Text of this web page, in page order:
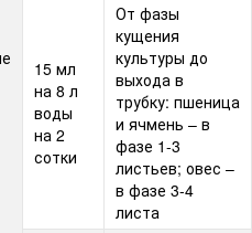
15 мл
на 8 л
воды
на 2
сотки
От фазы
кущения
культуры до
выхода в
трубку: пшеница
и ячмень – в
фазе 1-3
листьев; овес –
в фазе 3-4
листа